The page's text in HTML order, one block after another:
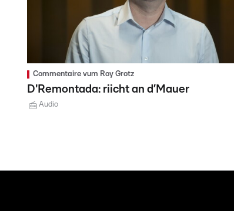
Commentaire vum Roy Grotz
D'Remontada: riicht an d’Mauer
Audio